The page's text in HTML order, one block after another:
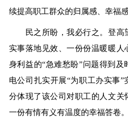
续提高职工群众的归属感、幸福感
民之所盼，我必行之。登高
实事落地见效、一份份温暖暖人
身利益的“急难愁盼”问题得到
电公司扎实开展“为职工办实事
分体现了该公司对职工的人文关
一份有情有义有温度的幸福答卷。